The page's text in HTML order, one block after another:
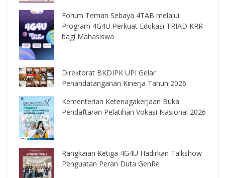
Forum Teman Sebaya 4TAB melalui
Program 4G4U Perkuat Edukasi TRIAD KRR
bagi Mahasiswa
Direktorat BKDIPK UPI Gelar
Penandatanganan Kinerja Tahun 2026
Kementerian Ketenagakerjaan Buka
Pendaftaran Pelatihan Vokasi Nasional 2026
Rangkaian Ketiga 4G4U Hadirkan Talkshow
Penguatan Peran Duta GenRe